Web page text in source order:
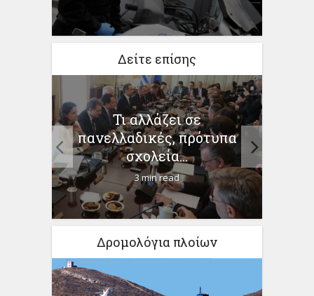
Δείτε επίσης
Τι αλλάζει σε
πανελλαδικές, πρότυπα
σχολεία...
3 min read
Δρομολόγια πλοίων